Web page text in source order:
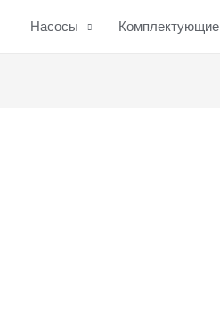
Насосы Комплектующие